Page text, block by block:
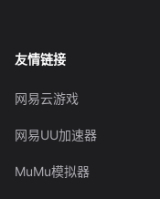
友情链接
网易云游戏
网易UU加速器
MuMu模拟器